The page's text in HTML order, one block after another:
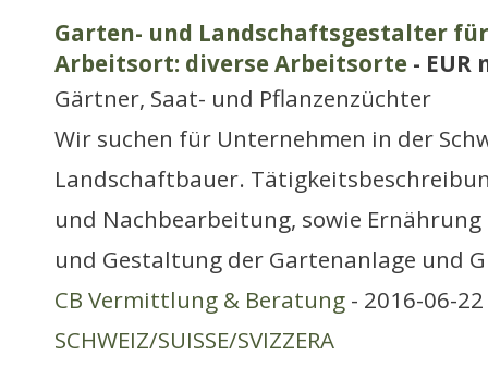
Garten- und Landschaftsgestalter
Arbeitsort: diverse Arbeitsorte -
Gärtner, Saat- und Pflanzenzüchter
Wir suchen für Unternehmen in der
Landschaftbauer.
und Nachbearbeitung, sowie
und Gestaltung der Gartenanlage und
CB Vermittlung & Beratung - 2016-06-
SCHWEIZ/SUISSE/SVIZZERA